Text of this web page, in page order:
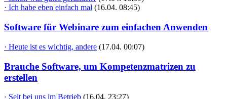
· Ich habe eben einfach mal (16.04. 08:45)
Software für Webinare zum einfachen Anwenden
· Heute ist es wichtig, andere (17.04. 00:07)
Brauche Software, um Kompetenzmatrizen zu
erstellen
· Seit bei uns im Betrieb (16.04. 23:27)